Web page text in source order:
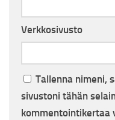
Verkkosivusto
Tallenna nimeni,
sivustoni tähän
kommentointikertaa